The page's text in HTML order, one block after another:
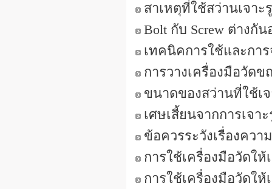
สาเหตุที่ใช้สว่านเจาะ
Bolt กับ Screw ต่างกัน
เทคนิคการใช้และกา
การวางเครื่องมือวัด
ขนาดของสว่านที่ใช้เ
เศษเสี้ยนจากการเจา
ข้อควรระวังเรื่องควา
การใช้เครื่องมือวัดให้
การใช้เครื่องมือวัดให้